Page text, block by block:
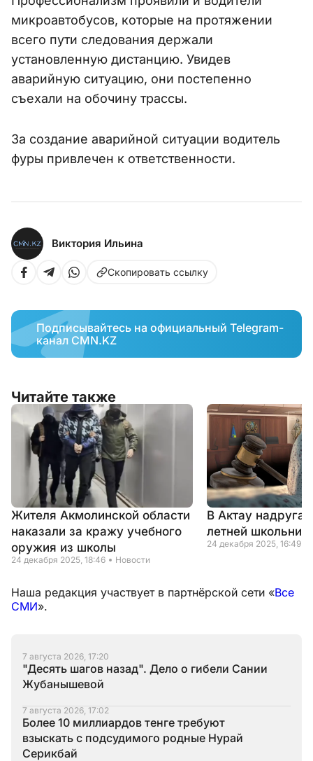
микроавтобусов, которые на протяжении
всего пути следования держали
установленную дистанцию. Увидев
аварийную ситуацию, они постепенно
съехали на обочину трассы.
За создание аварийной ситуации водитель
фуры привлечен к ответственности.
Виктория Ильина
Скопировать ссылку
Подписывайтесь на официальный Telegram-
канал CMN.KZ
Читайте также
Жителя Акмолинской области
наказали за кражу учебного
оружия из школы
24 декабря 2025, 18:46 Новости
В Актау
летней
24 декабря 2025, 16:49
Наша редакция участвует в партнёрской сети «Все
СМИ».
7 августа 2026, 17:20
"Десять шагов назад". Дело о гибели Сании
Жубанышевой
7 августа 2026, 17:02
Более 10 миллиардов тенге требуют
взыскать с подсудимого родные Нурай
Серикбай